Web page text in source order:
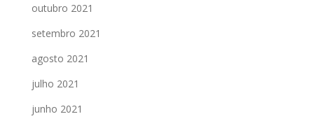
outubro 2021
setembro 2021
agosto 2021
julho 2021
junho 2021